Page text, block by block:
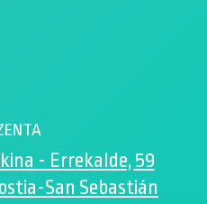
- Errekalde, 59
San Sebastián